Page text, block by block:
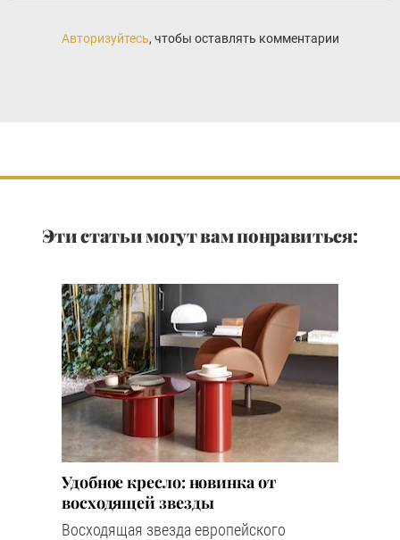
Авторизуйтесь, чтобы оставлять комментарии
Эти статьи могут вам понравиться:
Удобное кресло: новинка от
восходящей звезды
Восходящая звезда европейского